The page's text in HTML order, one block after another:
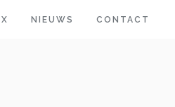
IX NIEUWS CONTACT